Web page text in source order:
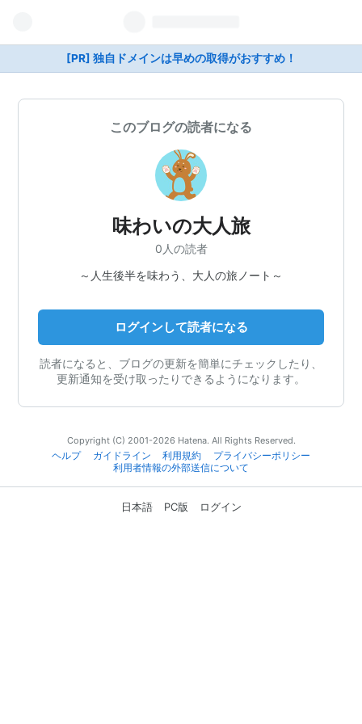
[PR] 独自ドメインは早めの取得がおすすめ！
このブログの読者になる
味わいの大人旅
0人の読者
～人生後半を味わう、大人の旅ノート～
ログインして読者になる
読者になると、ブログの更新を簡単にチェックしたり、
更新通知を受け取ったりできるようになります。
Copyright (C) 2001-2026 Hatena. All Rights Reserved.
ヘルプ
ガイドライン 利用規約
プライバシーポリシー
利用者情報の外部送信について
日本語 PC版 ログイン